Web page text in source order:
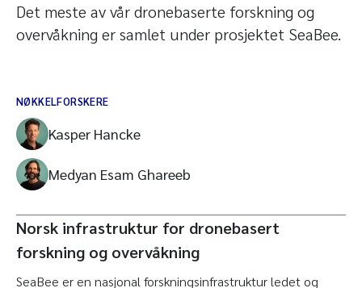
Det meste av vår dronebaserte forskning og
overvåkning er samlet under prosjektet SeaBee.
NØKKELFORSKERE
Kasper Hancke
Medyan Esam Ghareeb
Norsk infrastruktur for dronebasert
forskning og overvåkning
SeaBee er en nasjonal forskningsinfrastruktur ledet og